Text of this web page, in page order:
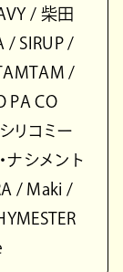
/ 柴田
/ SIRUP /
/
PA CO
リコミー
ナシメント
/ Maki /